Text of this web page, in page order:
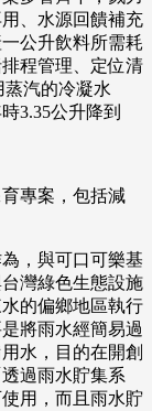
、水源回饋補充
公升飲料所需耗
程管理、定位清
蒸汽的冷凝水
3.35公升降到
專案，包括減
，與可口可樂基
灣綠色生態設施
的偏鄉地區執行
將雨水經簡易過
水，目的在開創
過雨水貯集系
用，而且雨水貯